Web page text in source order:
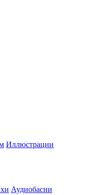
Иллюстрации
Аудиобасни